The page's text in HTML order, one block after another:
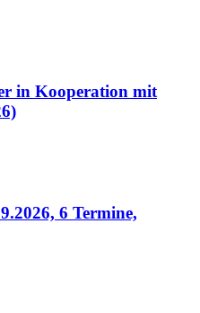
in Kooperation mit
6 Termine,